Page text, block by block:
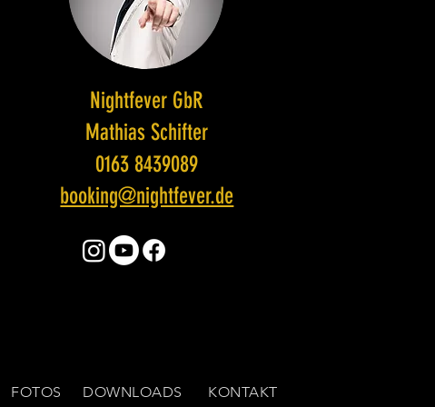
Nightfever GbR
Mathias Schifter
0163 8439089
booking@nightfever.de
FOTOS DOWNLOADS KONTAKT